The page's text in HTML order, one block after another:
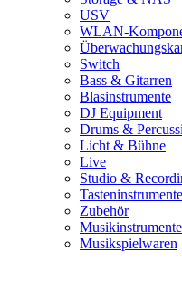
USV
WLAN-
Switch
Bass & Gitarren
Blasinstrumente
DJ Equipment
Drums &
Licht & Bühne
Live
Studio &
Tasteninstrumente
Zubehör
Musikspielwaren